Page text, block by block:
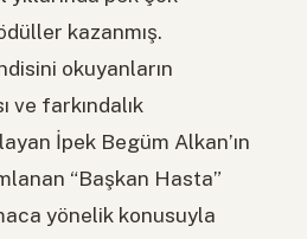
kazanmış.
okuyanların
ve farkındalık
İpek Begüm Alkan’ın
“Başkan Hasta”
yönelik konusuyla